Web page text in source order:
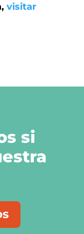
visitar
si